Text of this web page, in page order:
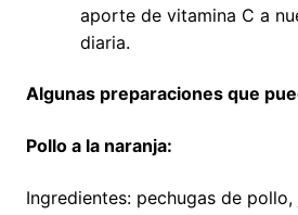
aporte de vitamina C a
diaria.
Algunas preparaciones que
Pollo a la naranja:
Ingredientes: pechugas de